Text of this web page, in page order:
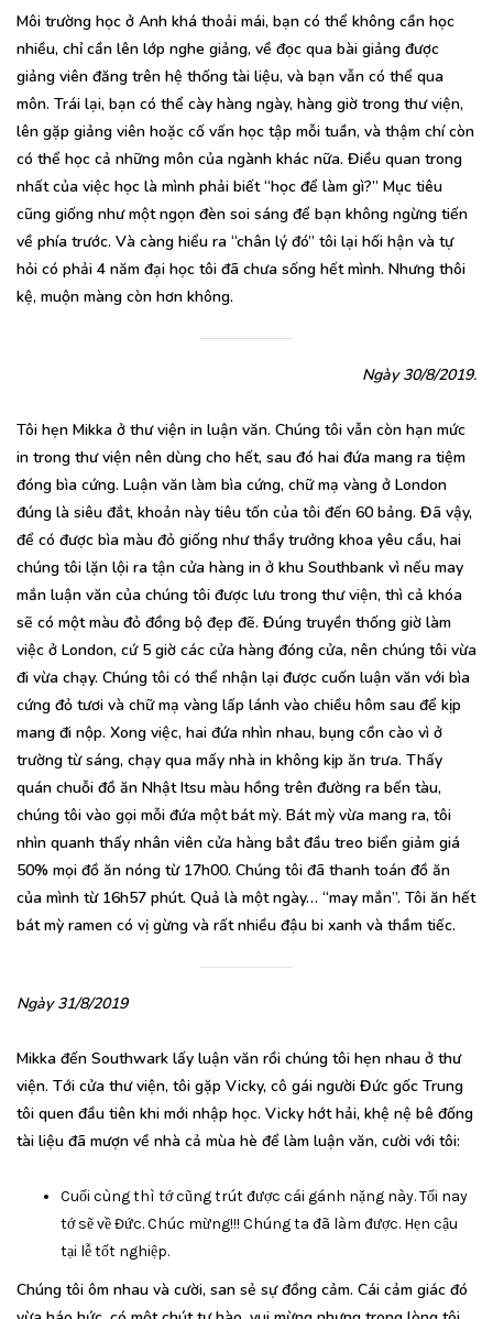
Môi trường học ở Anh khá thoải mái, bạn có thể không cần học
nhiều, chỉ cần lên lớp nghe giảng, về đọc qua bài giảng được
giảng viên đăng trên hệ thống tài liệu, và bạn vẫn có thể qua
môn. Trái lại, bạn có thể cày hàng ngày, hàng giờ trong thư viện,
lên gặp giảng viên hoặc cố vấn học tập mỗi tuần, và thậm chí còn
có thể học cả những môn của ngành khác nữa. Điều quan trong
nhất của việc học là mình phải biết “học để làm gì?” Mục tiêu
cũng giống như một ngọn đèn soi sáng để bạn không ngừng tiến
về phía trước. Và càng hiểu ra “chân lý đó” tôi lại hối hận và tự
hỏi có phải 4 năm đại học tôi đã chưa sống hết mình. Nhưng thôi
kệ, muộn màng còn hơn không.
Ngày 30/8/2019.
Tôi hẹn Mikka ở thư viện in luận văn. Chúng tôi vẫn còn hạn mức
in trong thư viện nên dùng cho hết, sau đó hai đứa mang ra tiệm
đóng bìa cứng. Luận văn làm bìa cứng, chữ mạ vàng ở London
đúng là siêu đắt, khoản này tiêu tốn của tôi đến 60 bảng. Đã vậy,
để có được bìa màu đỏ giống như thầy trưởng khoa yêu cầu, hai
chúng tôi lặn lội ra tận cửa hàng in ở khu Southbank vì nếu may
mắn luận văn của chúng tôi được lưu trong thư viện, thì cả khóa
sẽ có một màu đỏ đồng bộ đẹp đẽ. Đúng truyền thống giờ làm
việc ở London, cứ 5 giờ các cửa hàng đóng cửa, nên chúng tôi vừa
đi vừa chạy. Chúng tôi có thể nhận lại được cuốn luận văn với bìa
cứng đỏ tươi và chữ mạ vàng lấp lánh vào chiều hôm sau để kịp
mang đi nộp. Xong việc, hai đứa nhìn nhau, bụng cồn cào vì ở
trường từ sáng, chạy qua mấy nhà in không kịp ăn trưa. Thấy
quán chuỗi đồ ăn Nhật Itsu màu hồng trên đường ra bến tàu,
chúng tôi vào gọi mỗi đứa một bát mỳ. Bát mỳ vừa mang ra, tôi
nhìn quanh thấy nhân viên cửa hàng bắt đầu treo biển giảm giá
50% mọi đồ ăn nóng từ 17h00. Chúng tôi đã thanh toán đồ ăn
của mình từ 16h57 phút. Quả là một ngày… “may mắn”. Tôi ăn hết
bát mỳ ramen có vị gừng và rất nhiều đậu bi xanh và thầm tiếc.
Ngày 31/8/2019
Mikka đến Southwark lấy luận văn rồi chúng tôi hẹn nhau ở thư
viện. Tới cửa thư viện, tôi gặp Vicky, cô gái người Đức gốc Trung
tôi quen đầu tiên khi mới nhập học. Vicky hớt hải, khệ nệ bê đống
tài liệu đã mượn về nhà cả mùa hè để làm luận văn, cười với tôi:
Cuối cùng thì tớ cũng trút được cái gánh nặng này. Tối nay
tớ sẽ về Đức. Chúc mừng!!! Chúng ta đã làm được. Hẹn cậu
tại lễ tốt nghiệp.
Chúng tôi ôm nhau và cười, san sẻ sự đồng cảm. Cái cảm giác đó